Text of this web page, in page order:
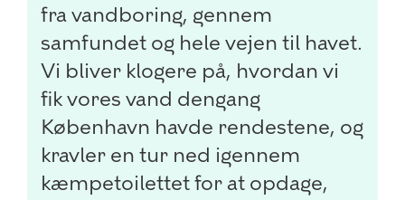
fra vandboring, gennem
samfundet og hele vejen til havet.
Vi bliver klogere på, hvordan vi
fik vores vand dengang
København havde rendestene, og
kravler en tur ned igennem
kæmpetoilettet for at opdage,